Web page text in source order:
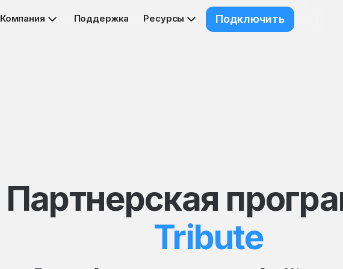
Компания Поддержка Ресурсы Подключить
Партнерская
Tribute